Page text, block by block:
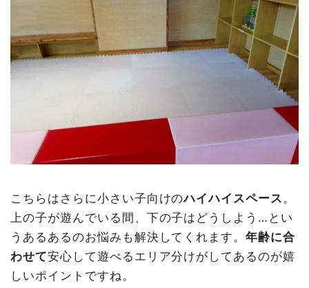
こちらはさらに小さい子向けのハイハイスペース 。
上の子が遊んでいる間、下の子はどうしよう…とい
うあるあるのお悩みも解決してくれます。年齢に合
わせて安心して遊べるエリア分けがしてあるのが嬉
しいポイントですね。